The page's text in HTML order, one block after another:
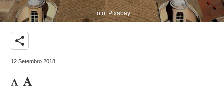
Foto: Pixabay
share
12 Setembro 2018